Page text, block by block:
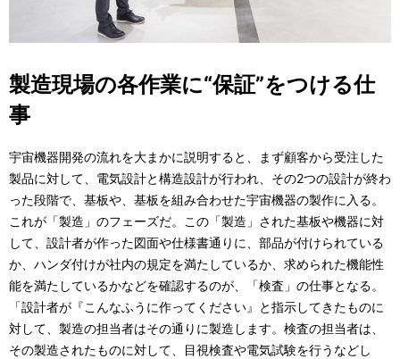
製造現場の各作業に“保証”をつける仕
事
宇宙機器開発の流れを大まかに説明すると、まず顧客から受注した
製品に対して、電気設計と構造設計が行われ、その2つの設計が終わ
った段階で、基板や、基板を組み合わせた宇宙機器の製作に入る。
これが「製造」のフェーズだ。この「製造」された基板や機器に対
して、設計者が作った図面や仕様書通りに、部品が付けられている
か、ハンダ付けが社内の規定を満たしているか、求められた機能性
能を満たしているかなどを確認するのが、「検査」の仕事となる。
「設計者が『こんなふうに作ってください』と指示してきたものに
対して、製造の担当者はその通りに製造します。検査の担当者は、
その製造されたものに対して、目視検査や電気試験を行うなどし